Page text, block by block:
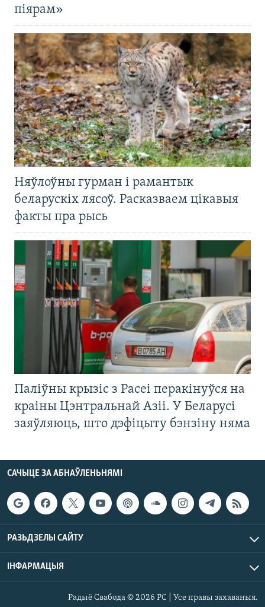
піярам»
Няўлоўны гурман і рамантык
беларускіх лясоў. Расказваем цікавыя
факты пра рысь
Паліўны крызіс з Расеі перакінуўся на
краіны Цэнтральнай Азіі. У Беларусі
заяўляюць, што дэфіцыту бэнзіну няма
САЧЫЦЕ ЗА АБНАЎЛЕНЬНЯМІ
РАЗЬДЗЕЛЫ САЙТУ
ІНФАРМАЦЫЯ
Радыё Свабода © 2026 РС | Усе правы захаваныя.